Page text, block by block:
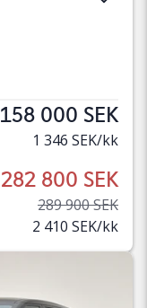
158 000 SEK
1 346 SEK/kk
282 800 SEK
289 900 SEK
2 410 SEK/kk